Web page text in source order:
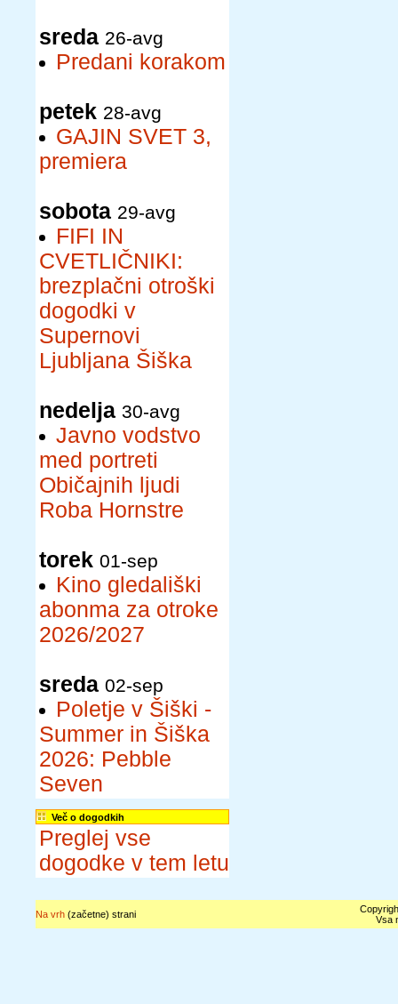
sreda 26-avg
Predani korakom
petek 28-avg
GAJIN SVET 3,
premiera
sobota 29-avg
FIFI IN
CVETLIČNIKI:
brezplačni otroški
dogodki v
Supernovi
Ljubljana Šiška
nedelja 30-avg
Javno vodstvo
med portreti
Običajnih ljudi
Roba Hornstre
torek 01-sep
Kino gledališki
abonma za otroke
2026/2027
sreda 02-sep
Poletje v Šiški -
Summer in Šiška
2026: Pebble
Seven
Več o dogodkih
Preglej vse
dogodke v tem letu
Na vrh(začetne) strani
Vsa